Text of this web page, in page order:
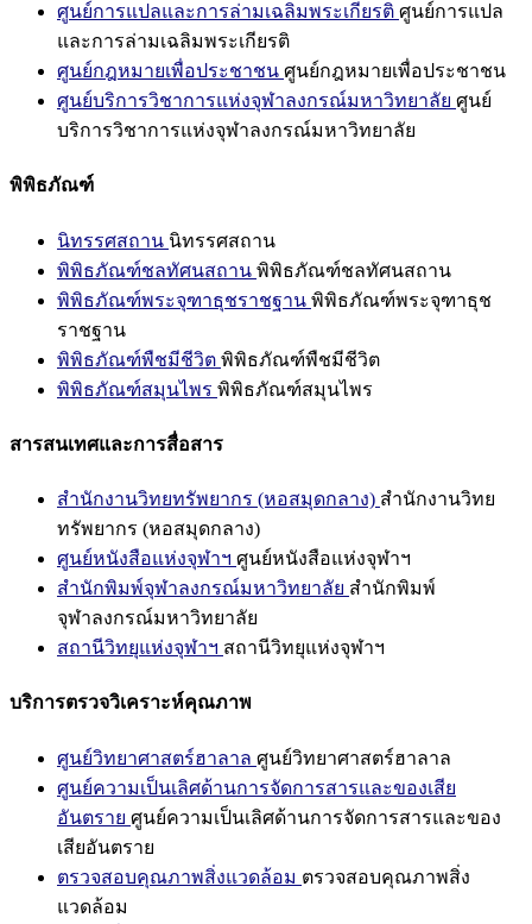
ศูนย์การแปลและการล่ามเฉลิมพระเกียรติ ศูนย์การแปล
และการล่ามเฉลิมพระเกียรติ
ศูนย์กฎหมายเพื่อประชาชน ศูนย์กฎหมายเพื่อประชาชน
ศูนย์บริการวิชาการแห่งจุฬาลงกรณ์มหาวิทยาลัย ศูนย์
บริการวิชาการแห่งจุฬาลงกรณ์มหาวิทยาลัย
พิพิธภัณฑ์
นิทรรศสถาน นิทรรศสถาน
พิพิธภัณฑ์ชลทัศนสถาน พิพิธภัณฑ์ชลทัศนสถาน
พิพิธภัณฑ์พระจุฑาธุชราชฐาน พิพิธภัณฑ์พระจุฑาธุช
ราชฐาน
พิพิธภัณฑ์พืชมีชีวิต พิพิธภัณฑ์พืชมีชีวิต
พิพิธภัณฑ์สมุนไพร พิพิธภัณฑ์สมุนไพร
สารสนเทศและการสื่อสาร
สำนักงานวิทยทรัพยากร (หอสมุดกลาง) สำนักงานวิทย
ทรัพยากร (หอสมุดกลาง)
ศูนย์หนังสือแห่งจุฬาฯ ศูนย์หนังสือแห่งจุฬาฯ
สำนักพิมพ์จุฬาลงกรณ์มหาวิทยาลัย สำนักพิมพ์
จุฬาลงกรณ์มหาวิทยาลัย
สถานีวิทยุแห่งจุฬาฯ สถานีวิทยุแห่งจุฬาฯ
บริการตรวจวิเคราะห์คุณภาพ
ศูนย์วิทยาศาสตร์ฮาลาล ศูนย์วิทยาศาสตร์ฮาลาล
ศูนย์ความเป็นเลิศด้านการจัดการสารและของเสีย
อันตราย ศูนย์ความเป็นเลิศด้านการจัดการสารและของ
เสียอันตราย
ตรวจสอบคุณภาพสิ่งแวดล้อม ตรวจสอบคุณภาพสิ่ง
แวดล้อม